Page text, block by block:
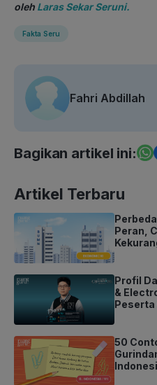
oleh Laras Sekar Seruni.
Fakta Seru
Fahri Abdillah
Bagikan artikel ini:
Artikel Terbaru
Peran,
Profil
&
Peserta
50